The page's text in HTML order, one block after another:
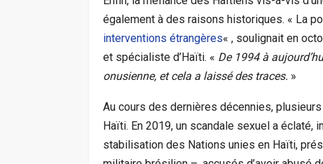
également à des raisons historiques. « La
interventions étrangères« , soulignait en
et spécialiste d’Haïti. « De 1994 à
onusienne, et cela a laissé des traces. »
Au cours des dernières décennies,
Haïti. En 2019, un scandale sexuel a
stabilisation des Nations unies en Haïti,